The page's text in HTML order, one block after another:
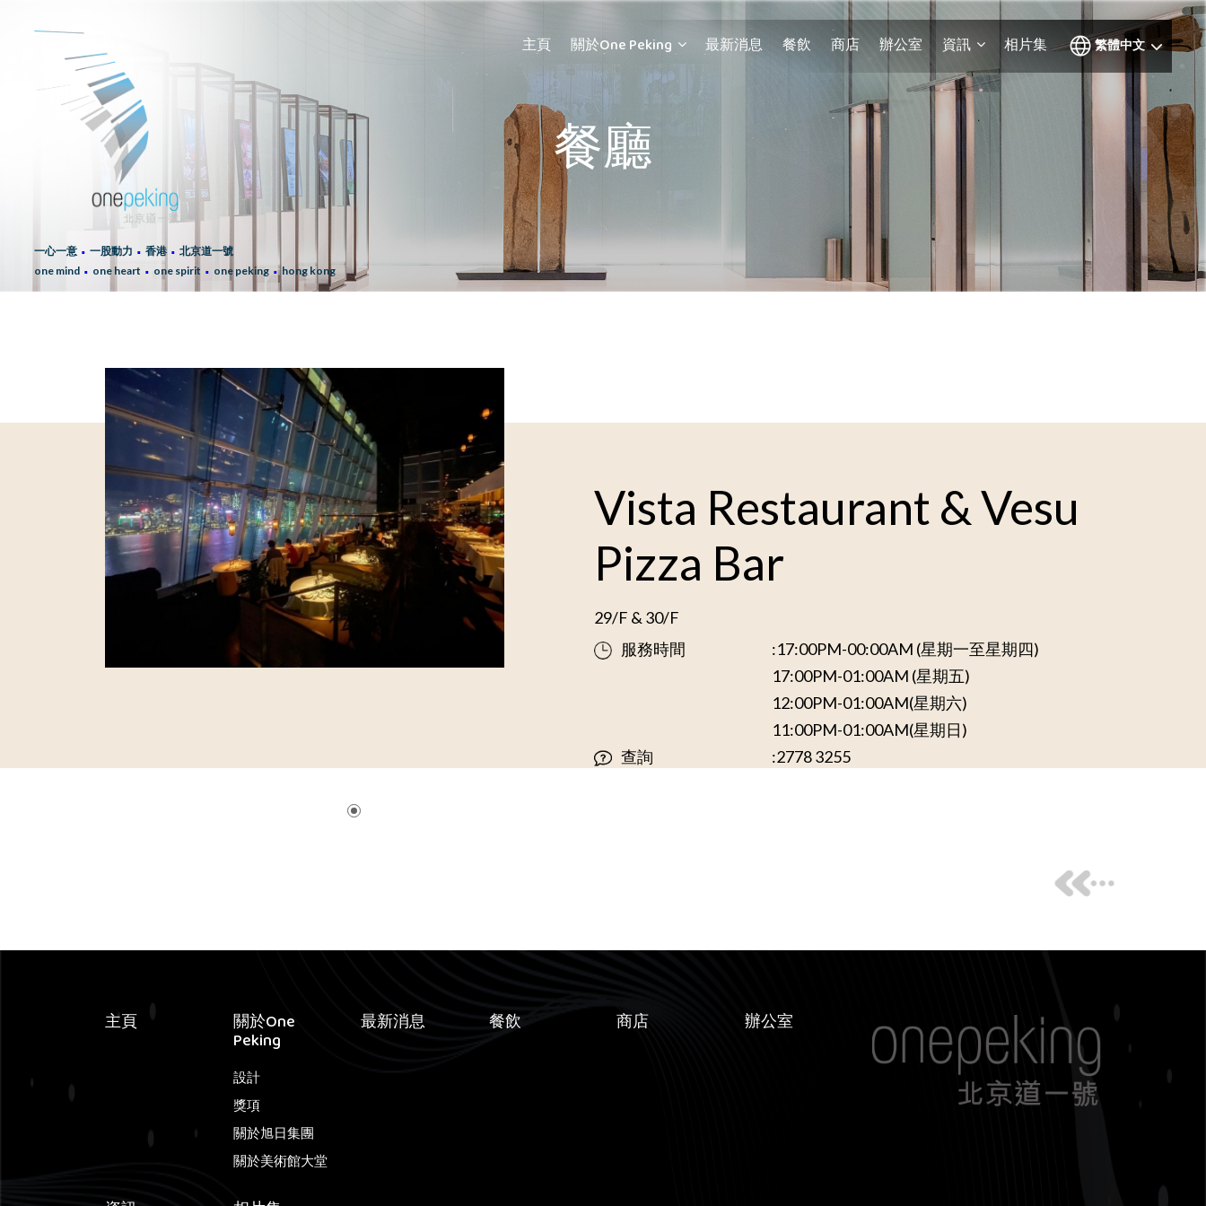
一心一意 ∙ 一股動力 ∙ 香港 ∙ 北京道一號
one mind ∙ one heart ∙ one spirit ∙ one peking ∙ hong kong
主頁 關於One Peking 最新消息 餐飲 商店 辦公室 資訊 相片集
餐廳
Vista Restaurant & Vesu
Pizza Bar
29/F & 30/F
服務時間
:17:00PM-00:00AM (星期一至星期四)
17:00PM-01:00AM (星期五)
12:00PM-01:00AM(星期六)
11:00PM-01:00AM(星期日)
查詢
:2778 3255
主頁 關於One
Peking
設計
獎項
關於旭日集團
關於美術館大堂
最新消息 餐飲 商店 辦公室